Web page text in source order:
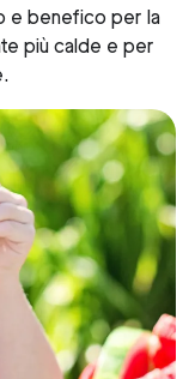
e benefico per la
più calde e per